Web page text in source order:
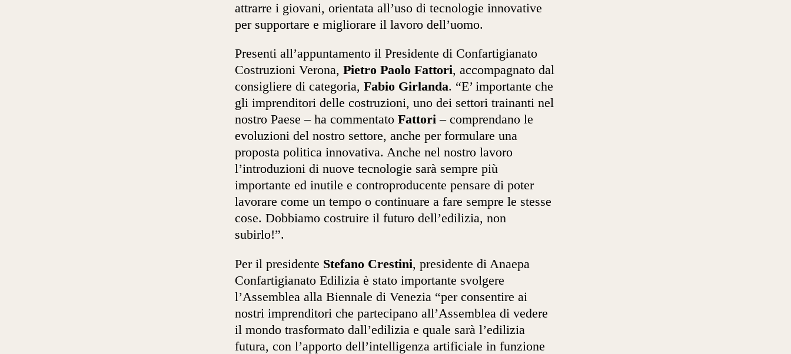
attrarre i giovani, orientata all’uso di tecnologie innovative
per supportare e migliorare il lavoro dell’uomo.
Presenti all’appuntamento il Presidente di Confartigianato
Costruzioni Verona, Pietro Paolo Fattori, accompagnato dal
consigliere di categoria, Fabio Girlanda. “E’ importante che
gli imprenditori delle costruzioni, uno dei settori trainanti nel
nostro Paese – ha commentato Fattori – comprendano le
evoluzioni del nostro settore, anche per formulare una
proposta politica innovativa. Anche nel nostro lavoro
l’introduzioni di nuove tecnologie sarà sempre più
importante ed inutile e controproducente pensare di poter
lavorare come un tempo o continuare a fare sempre le stesse
cose. Dobbiamo costruire il futuro dell’edilizia, non
subirlo!”.
Per il presidente Stefano Crestini, presidente di Anaepa
Confartigianato Edilizia è stato importante svolgere
l’Assemblea alla Biennale di Venezia “per consentire ai
nostri imprenditori che partecipano all’Assemblea di vedere
il mondo trasformato dall’edilizia e quale sarà l’edilizia
futura, con l’apporto dell’intelligenza artificiale in funzione